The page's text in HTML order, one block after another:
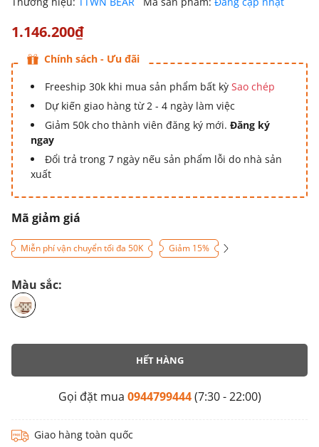
1.146.200₫
Chính sách - Ưu đãi
Freeship 30k khi mua sản phẩm bất kỳ Sao chép
Dự kiến giao hàng từ 2 - 4 ngày làm việc
Giảm 50k cho thành viên đăng ký mới. Đăng ký
ngay
Đổi trả trong 7 ngày nếu sản phẩm lỗi do nhà sản
xuất
Mã giảm giá
Miễn phí vận chuyển tối đa 50K Giảm 15%
Màu sắc:
HẾT HÀNG
Gọi đặt mua 0944799444(7:30 - 22:00)
Giao hàng toàn quốc